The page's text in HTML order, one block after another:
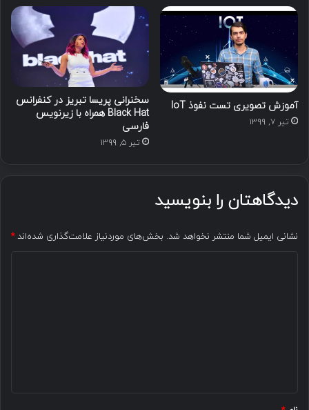
آموزش تصویری تست نفوذ IoT
تیر ۷, ۱۳۹۹
سخنرانی پریسا تبریز در کنفرانس
Black Hat همراه با زیرنویس
فارسی
تیر ۵, ۱۳۹۹
دیدگاهتان را بنویسید
نشانی ایمیل شما منتشر نخواهد شد. بخش‌های موردنیاز علامت‌گذاری شده‌اند*